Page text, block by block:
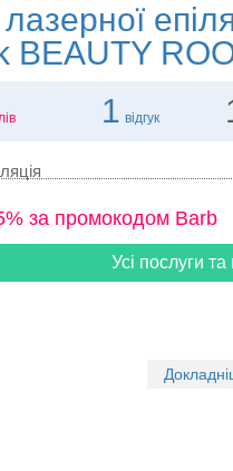
BEAUTY
1 відгук
за промокодом Barb
Усі послуги та